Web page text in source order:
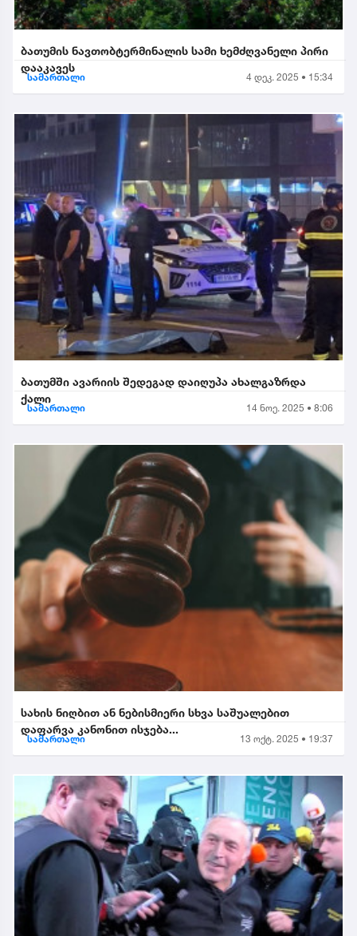
ბათუმის ნავთობტერმინალის სამი ხემძღვანელი პირი
დააკავეს
სამართალი 4 დეკ. 2025 • 15:34
ბათუმში ავარიის შედეგად დაიღუპა ახალგაზრდა
ქალი
სამართალი 14 ნოე. 2025 • 8:06
სახის ნიღბით ან ნებისმიერი სხვა საშუალებით
დაფარვა კანონით ისჯება...
სამართალი 13 ოქტ. 2025 • 19:37